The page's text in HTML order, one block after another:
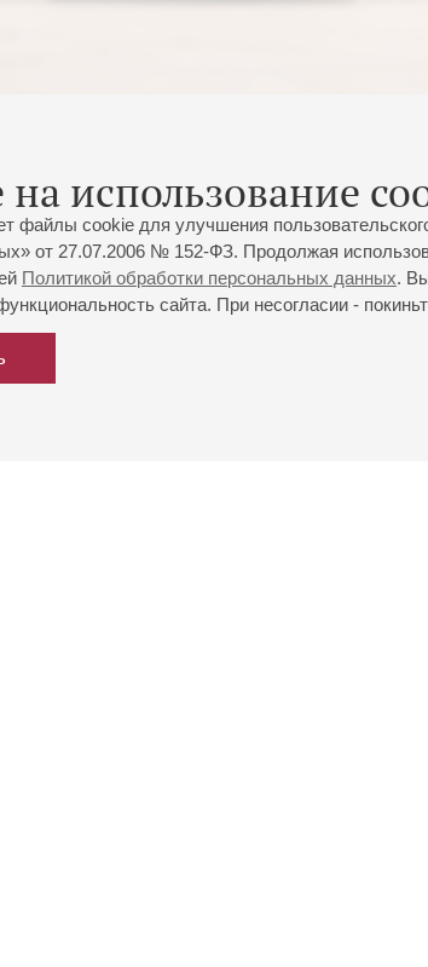
на использование
файлы cookie для улучшения
от 27.07.2006 № 152-ФЗ. Продолжая
Политикой обработки персональных данных.
сайта. При несогласии -